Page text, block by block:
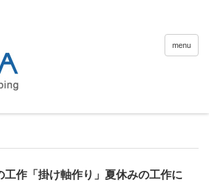
menu
工作「掛け軸作り」夏休みの工作に